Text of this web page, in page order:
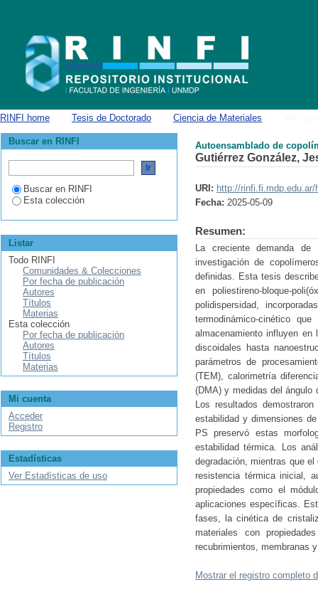
RINFI home Tesis de Doctorado Ciencia de Materiales
Autoensamblado de
Gutiérrez González,
URI: http://rinfi.fi.mdp.edu.ar/
Fecha: 2025-05-09
Resumen:
La creciente demanda de
investigación de
definidas. Esta tesis
en poliestireno-bloque-
polidispersidad,
termodinámico-cinético
almacenamiento influyen
discoidales hasta
parámetros de
(TEM), calorimetría
(DMA) y medidas del ángulo
Los resultados
estabilidad y dimensiones
PS preservó estas
estabilidad térmica. Los
degradación, mientras que
resistencia térmica inicial,
propiedades como el
aplicaciones específicas.
fases, la cinética de
materiales con
recubrimientos, membranas
Mostrar el registro completo
Buscar en RINFI
Buscar en RINFI
Esta colección
Listar
Todo RINFI
Comunidades & Colecciones
Por fecha de publicación
Autores
Títulos
Materias
Esta colección
Por fecha de publicación
Autores
Títulos
Materias
Mi cuenta
Acceder
Registro
Estadísticas
Ver Estadísticas de uso